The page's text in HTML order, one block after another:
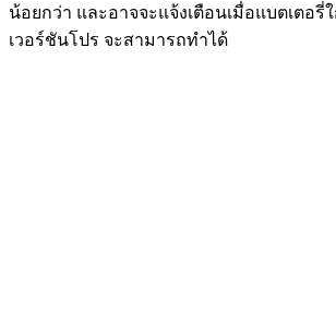
น้อยกว่า และอาจจะแจ้งเตือนเมื่อแบตเตอรี่
เวอร์ชันโปร จะสามารถทำได้